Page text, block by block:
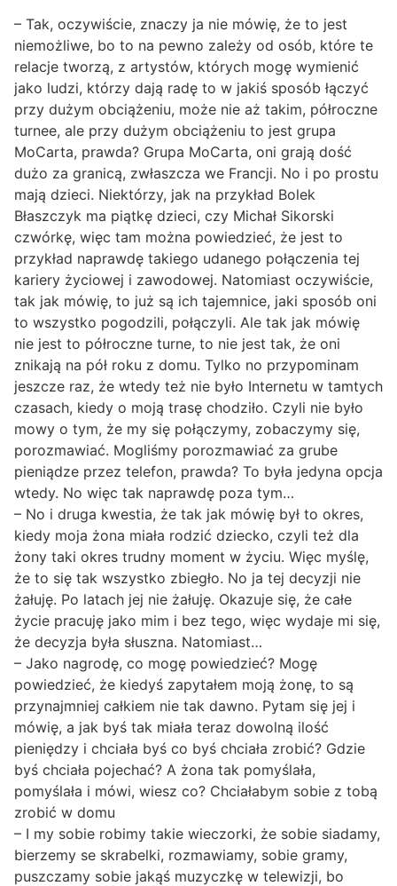
– Tak, oczywiście, znaczy ja nie mówię, że to jest
niemożliwe, bo to na pewno zależy od osób, które te
relacje tworzą, z artystów, których mogę wymienić
jako ludzi, którzy dają radę to w jakiś sposób łączyć
przy dużym obciążeniu, może nie aż takim, półroczne
turnee, ale przy dużym obciążeniu to jest grupa
MoCarta, prawda? Grupa MoCarta, oni grają dość
dużo za granicą, zwłaszcza we Francji. No i po prostu
mają dzieci. Niektórzy, jak na przykład Bolek
Błaszczyk ma piątkę dzieci, czy Michał Sikorski
czwórkę, więc tam można powiedzieć, że jest to
przykład naprawdę takiego udanego połączenia tej
kariery życiowej i zawodowej. Natomiast oczywiście,
tak jak mówię, to już są ich tajemnice, jaki sposób oni
to wszystko pogodzili, połączyli. Ale tak jak mówię
nie jest to półroczne turne, to nie jest tak, że oni
znikają na pół roku z domu. Tylko no przypominam
jeszcze raz, że wtedy też nie było Internetu w tamtych
czasach, kiedy o moją trasę chodziło. Czyli nie było
mowy o tym, że my się połączymy, zobaczymy się,
porozmawiać. Mogliśmy porozmawiać za grube
pieniądze przez telefon, prawda? To była jedyna opcja
wtedy. No więc tak naprawdę poza tym…
– No i druga kwestia, że tak jak mówię był to okres,
kiedy moja żona miała rodzić dziecko, czyli też dla
żony taki okres trudny moment w życiu. Więc myślę,
że to się tak wszystko zbiegło. No ja tej decyzji nie
żałuję. Po latach jej nie żałuję. Okazuje się, że całe
życie pracuję jako mim i bez tego, więc wydaje mi się,
że decyzja była słuszna. Natomiast…
– Jako nagrodę, co mogę powiedzieć? Mogę
powiedzieć, że kiedyś zapytałem moją żonę, to są
przynajmniej całkiem nie tak dawno. Pytam się jej i
mówię, a jak byś tak miała teraz dowolną ilość
pieniędzy i chciała byś co byś chciała zrobić? Gdzie
byś chciała pojechać? A żona tak pomyślała,
pomyślała i mówi, wiesz co? Chciałabym sobie z tobą
zrobić w domu
– I my sobie robimy takie wieczorki, że sobie siadamy,
bierzemy se skrabelki, rozmawiamy, sobie gramy,
puszczamy sobie jakąś muzyczkę w telewizji, bo